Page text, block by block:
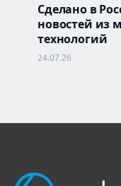
Сделано в
новостей из
технологий
24.07.26